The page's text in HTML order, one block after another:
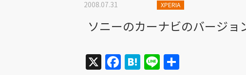
2008.07.31 XPERIA
ソニーのカーナビのバージョ
X Facebook
Hatena
Line